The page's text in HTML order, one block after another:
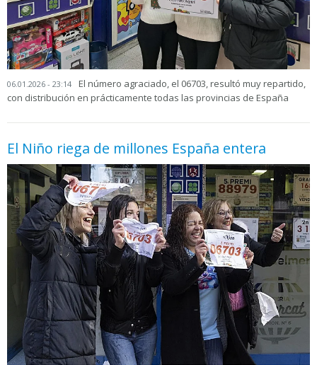
06.01.2026 - 23:14
El número agraciado, el 06703, resultó muy repartido,
con distribución en prácticamente todas las provincias de España
El Niño riega de millones España entera